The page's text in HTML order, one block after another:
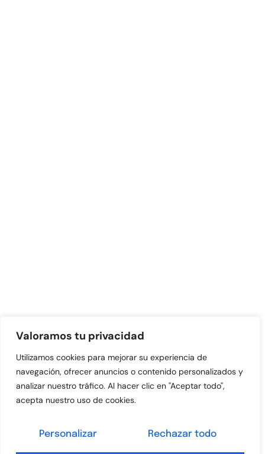
Valoramos tu privacidad
Utilizamos cookies para mejorar su experiencia de
navegación, ofrecer anuncios o contenido personalizados y
analizar nuestro tráfico. Al hacer clic en "Aceptar todo",
acepta nuestro uso de cookies.
Personalizar Rechazar todo